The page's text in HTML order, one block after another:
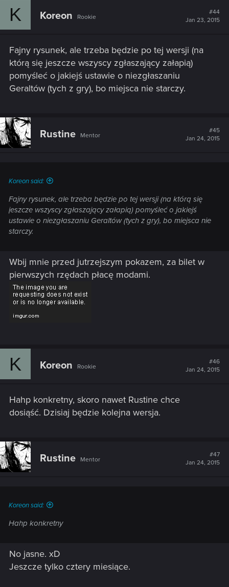
K Koreon Rookie
#44
Jan 23, 2015
Fajny rysunek, ale trzeba będzie po tej wersji (na
którą się jeszcze wszyscy zgłaszający załapią)
pomyśleć o jakiejś ustawie o niezgłaszaniu
Geraltów (tych z gry), bo miejsca nie starczy.
Rustine Mentor
#45
Jan 24, 2015
Koreon said:
Fajny rysunek, ale trzeba będzie po tej wersji (na którą się
jeszcze wszyscy zgłaszający załapią) pomyśleć o jakiejś
ustawie o niezgłaszaniu Geraltów (tych z gry), bo miejsca nie
starczy.
Wbij mnie przed jutrzejszym pokazem, za bilet w
pierwszych rzędach płacę modami.
K Koreon Rookie
#46
Jan 24, 2015
Hahp konkretny, skoro nawet Rustine chce
dosiąść. Dzisiaj będzie kolejna wersja.
Rustine Mentor
#47
Jan 24, 2015
Koreon said:
Hahp konkretny
No jasne. xD
Jeszcze tylko cztery miesiące.